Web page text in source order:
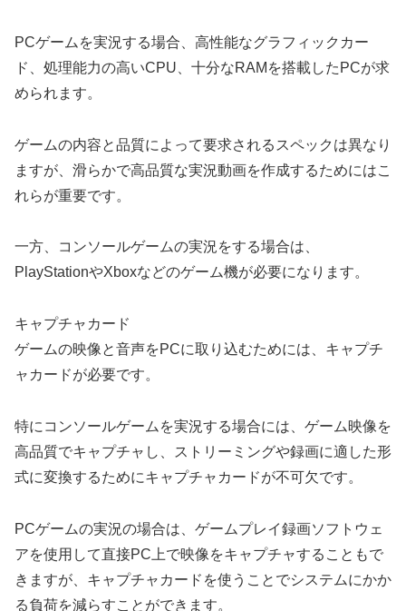
PCゲームを実況する場合、高性能なグラフィックカー
ド、処理能力の高いCPU、十分なRAMを搭載したPCが求
められます。
ゲームの内容と品質によって要求されるスペックは異なり
ますが、滑らかで高品質な実況動画を作成するためにはこ
れらが重要です。
一方、コンソールゲームの実況をする場合は、
PlayStationやXboxなどのゲーム機が必要になります。
キャプチャカード
ゲームの映像と音声をPCに取り込むためには、キャプチ
ャカードが必要です。
特にコンソールゲームを実況する場合には、ゲーム映像を
高品質でキャプチャし、ストリーミングや録画に適した形
式に変換するためにキャプチャカードが不可欠です。
PCゲームの実況の場合は、ゲームプレイ録画ソフトウェ
アを使用して直接PC上で映像をキャプチャすることもで
きますが、キャプチャカードを使うことでシステムにかか
る負荷を減らすことができます。